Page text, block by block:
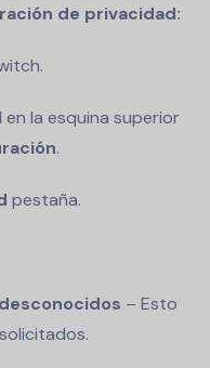
de privacidad:
en la esquina superior
.
pestaña.
– Esto